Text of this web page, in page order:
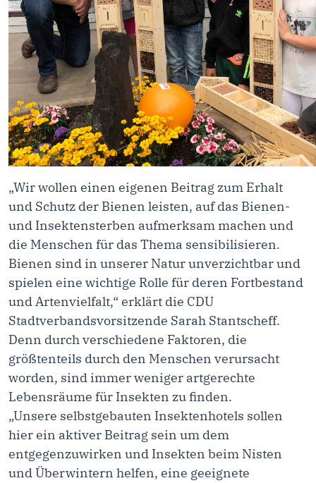
„Wir wollen einen eigenen Beitrag zum Erhalt
und Schutz der Bienen leisten, auf das Bienen-
und Insektensterben aufmerksam machen und
die Menschen für das Thema sensibilisieren.
Bienen sind in unserer Natur unverzichtbar und
spielen eine wichtige Rolle für deren Fortbestand
und Artenvielfalt,“ erklärt die CDU
Stadtverbandsvorsitzende Sarah Stantscheff.
Denn durch verschiedene Faktoren, die
größtenteils durch den Menschen verursacht
worden, sind immer weniger artgerechte
Lebensräume für Insekten zu finden.
„Unsere selbstgebauten Insektenhotels sollen
hier ein aktiver Beitrag sein um dem
entgegenzuwirken und Insekten beim Nisten
und Überwintern helfen, eine geeignete